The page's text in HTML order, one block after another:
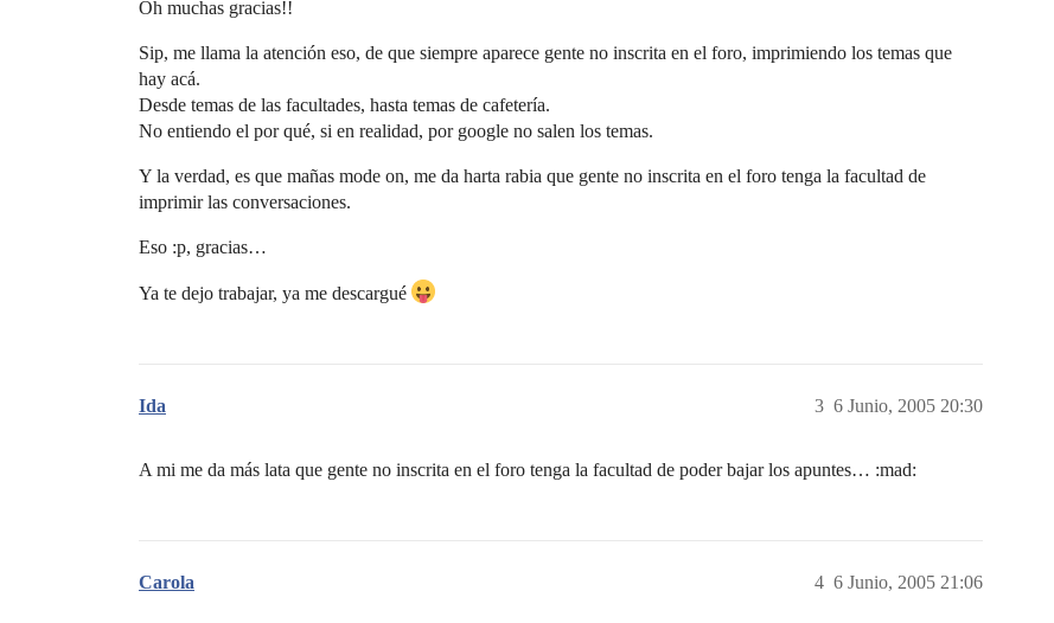
Oh muchas gracias!!
Sip, me llama la atención eso, de que siempre aparece gente no inscrita en el foro, imprimiendo los temas que
hay acá.
Desde temas de las facultades, hasta temas de cafetería.
No entiendo el por qué, si en realidad, por google no salen los temas.
Y la verdad, es que mañas mode on, me da harta rabia que gente no inscrita en el foro tenga la facultad de
imprimir las conversaciones.
Eso :p, gracias…
Ya te dejo trabajar, ya me descargué
Ida 6 Junio, 2005 20:30
3
A mi me da más lata que gente no inscrita en el foro tenga la facultad de poder bajar los apuntes… :mad:
Carola 6 Junio, 2005 21:06
4